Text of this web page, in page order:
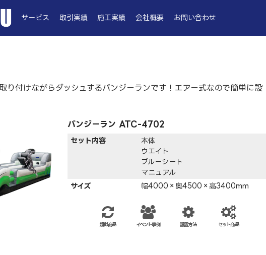
サービス 取引実績 施工実績 会社概要 お問い合わせ
り付けながらダッシュするバンジーランです！エアー式なので簡単に設
バンジーラン ATC-4702
セット内容
本体
ウエイト
ブルーシート
マニュアル
サイズ
幅4000×奥4500×高3400mm
類似商品 イベント事例 設置方法 セット商品